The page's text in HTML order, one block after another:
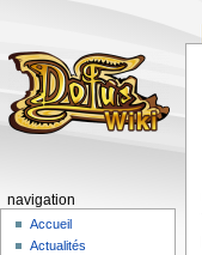
navigation
Accueil
Actualités